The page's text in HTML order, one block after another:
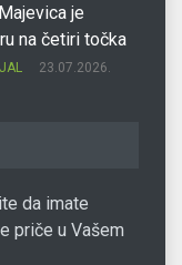
je
na četiri točka
23.07.2026.
da imate
priče u Vašem